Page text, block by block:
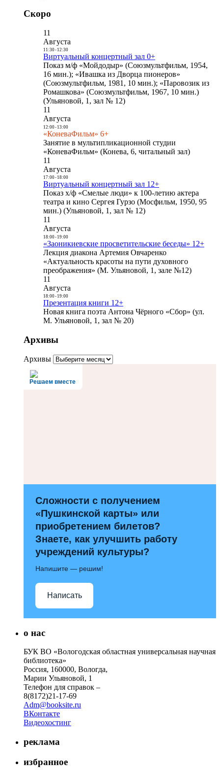
Скоро
11
Августа
11:30- 12:30
Виртуальный концертный зал 0+
Показ м/ф «Мойдодыр» (Союзмультфильм, 1954,
16 мин.); «Ивашка из Дворца пионеров»
(Союзмультфильм, 1981, 10 мин.); «Паровозик из
Ромашкова» (Союзмультфильм, 1967, 10 мин.)
(Ульяновой, 1, зал № 12)
11
Августа
12:00- 13:00
«КоневаФильм» 6+
Занятие в мультипликационной студии
«КоневаФильм» (Конева, 6, читальный зал)
11
Августа
17:00- 18:00
Виртуальный концертный зал 12+
Показ х/ф «Смелые люди» к 100-летию актера
театра и кино Сергея Гурзо (Мосфильм, 1950, 95
мин.) (Ульяновой, 1, зал № 12)
11
Августа
18:00- 19:00
«Заоникиевские просветительские беседы» 12+
Лекция диакона Артемия Овчаренко
«Актуальность красоты на пути духовного
преображения» (М. Ульяновой, 1, зале №12)
11
Августа
18:00- 19:00
Презентация книги 12+
Новая книга поэта Антона Чёрного «Сбор» (ул.
М. Ульяновой, 1, зал № 20)
Архивы
Архивы
Решаем вместе
Сложности с получением
«Пушкинской карты» или
приобретением билетов?
Знаете, как улучшить работу
учреждений культуры?
Напишите — решим!
Написать
о нас
БУК ВО «Вологодская областная универсальная научная
библиотека»
Россия, 160000, Вологда,
Марии Ульяновой, 1
Телефон для справок –
8(8172)21-17-69
Adm@booksite.ru
ВКонтакте
Видеохостинг
реклама
избранное